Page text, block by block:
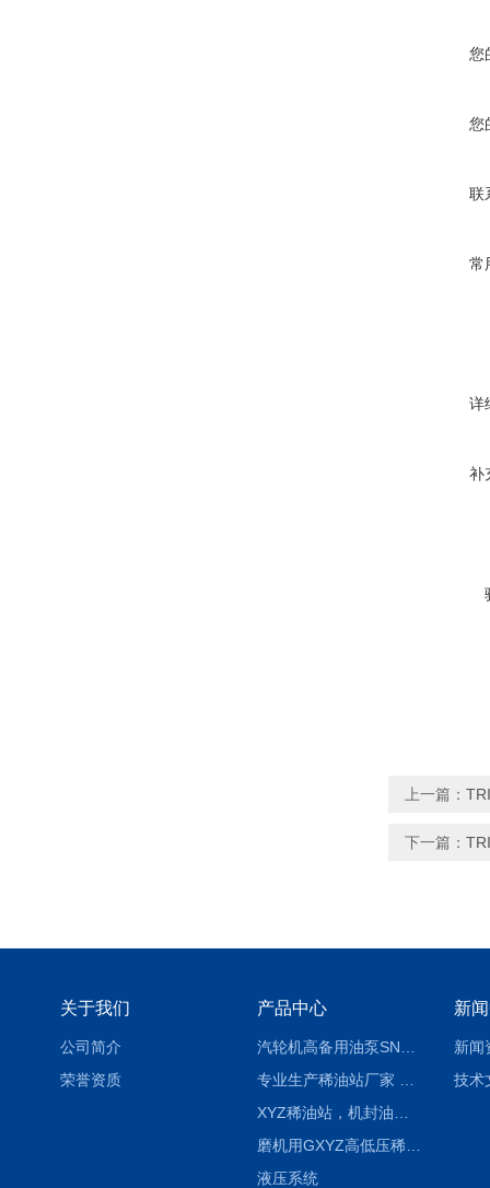
您
您
联
常
详
补
上一篇：
下一篇：
关于我们
公司简介
荣誉资质
产品中心
磨机用GXYZ高低压稀油站，静压油润滑系统
液压系统
新
新闻
技术